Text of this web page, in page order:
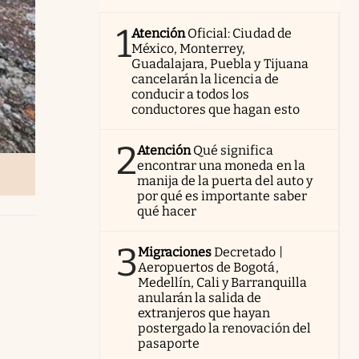
1AtenciónOficial: Ciudad de
México, Monterrey,
Guadalajara, Puebla y Tijuana
cancelarán la licencia de
conducir a todos los
conductores que hagan esto
2AtenciónQué significa
encontrar una moneda en la
manija de la puerta del auto y
por qué es importante saber
qué hacer
3MigracionesDecretado |
Aeropuertos de Bogotá,
Medellín, Cali y Barranquilla
anularán la salida de
extranjeros que hayan
postergado la renovación del
pasaporte